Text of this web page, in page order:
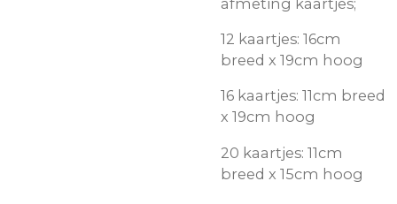
12 kaartjes: 16cm
breed x 19cm hoog
16 kaartjes: 11cm breed
x 19cm hoog
20 kaartjes: 11cm
breed x 15cm hoog